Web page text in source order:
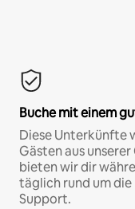
Buche mit einem
Diese Unterkünfte
Gästen aus
bieten wir dir
täglich rund um
Support.